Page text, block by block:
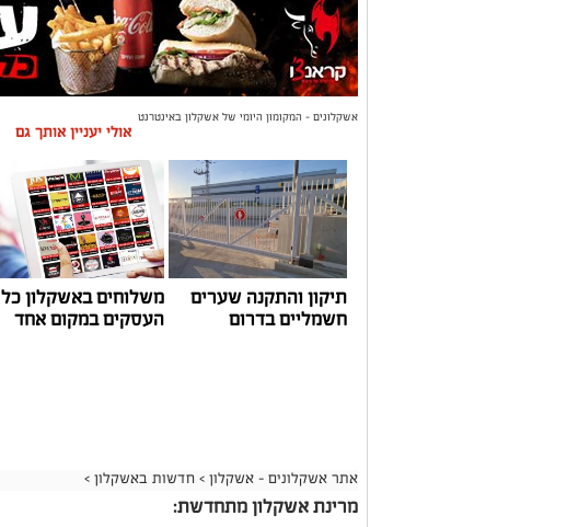
אשקלונים - המקומון היומי של אשקלון באינטרנט
אולי יעניין אותך גם
תיקון והתקנה שערים
חשמליים בדרום
משלוחים באשקלון כל
העסקים במקום אחד
אתר אשקלונים - אשקלון > חדשות באשקלון >
מרינת אשקלון מתחדשת: